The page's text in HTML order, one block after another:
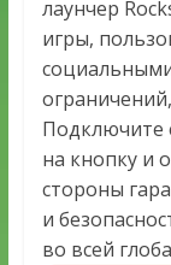
лаунчер
игры,
Подключите
на кнопку и
стороны
и
во всей